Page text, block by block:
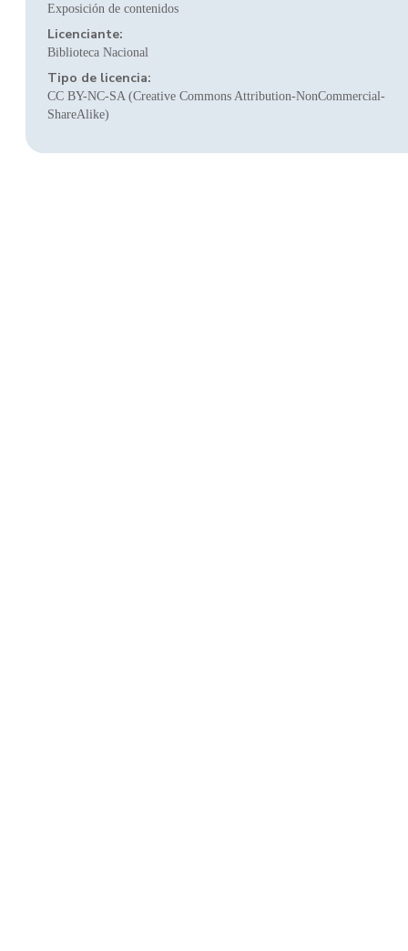
Exposición de contenidos
Licenciante:
Biblioteca Nacional
Tipo de licencia:
CC BY-NC-SA (Creative Commons Attribution-NonCommercial-
ShareAlike)